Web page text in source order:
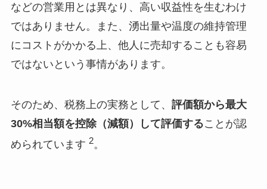
などの営業用とは異なり、高い収益性を生むわけ
ではありません。また、湧出量や温度の維持管理
にコストがかかる上、他人に売却することも容易
ではないという事情があります。
そのため、税務上の実務として、 評価額から最大
30%相当額を控除（減額）して評価することが認
められています 2。